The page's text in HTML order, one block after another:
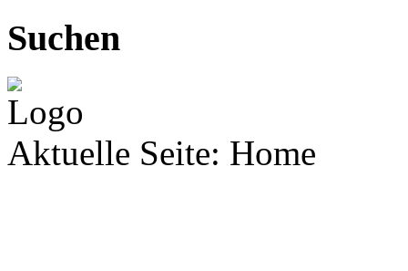
Suchen
Aktuelle Seite: Home